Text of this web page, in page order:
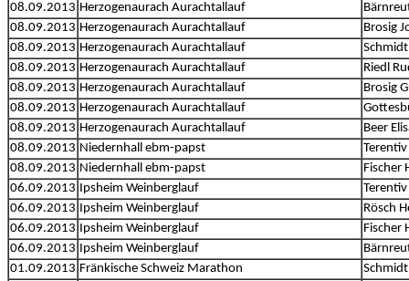
08.09.2013 Herzogenaurach Aurachtallauf
08.09.2013 Herzogenaurach Aurachtallauf
Brosig
08.09.2013 Herzogenaurach Aurachtallauf
08.09.2013 Herzogenaurach Aurachtallauf
Riedl
08.09.2013 Herzogenaurach Aurachtallauf
Brosig
08.09.2013 Herzogenaurach Aurachtallauf
08.09.2013 Herzogenaurach Aurachtallauf
Beer
08.09.2013 Niedernhall ebm-papst
08.09.2013 Niedernhall ebm-papst
Fischer
06.09.2013 Ipsheim Weinberglauf
06.09.2013 Ipsheim Weinberglauf
Rösch
06.09.2013 Ipsheim Weinberglauf
Fischer
06.09.2013 Ipsheim Weinberglauf
01.09.2013 Fränkische Schweiz Marathon